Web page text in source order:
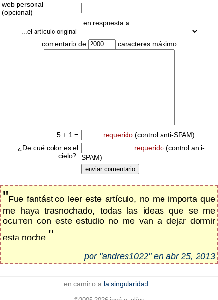
web personal
(opcional)
en respuesta a...
comentario de caracteres máximo
5 + 1 = requerido (control anti-SPAM)
¿De qué color es el
cielo?:
requerido (control anti-
SPAM)
"Fue fantástico leer este artículo, no me importa que
me haya trasnochado, todas las ideas que se me
ocurren con este estudio no me van a dejar dormir
esta noche."
por "andres1022" en abr 25, 2013
en camino a la singularidad...